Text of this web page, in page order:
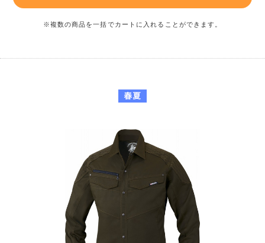
※複数の商品を一括でカートに入れることができます。